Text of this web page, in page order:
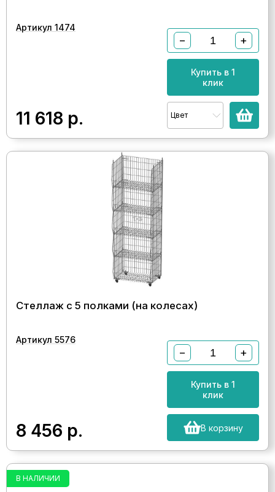
Артикул 1474
11 618 р.
− +
Купить в 1
клик
Цвет
Стеллаж с 5 полками (на колесах)
Артикул 5576
8 456 р.
− +
Купить в 1
клик
В корзину
В НАЛИЧИИ